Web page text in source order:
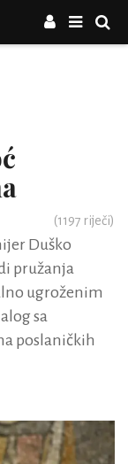
(1197 riječi)
Duško
pružanja
ugroženim
sa
poslaničkih